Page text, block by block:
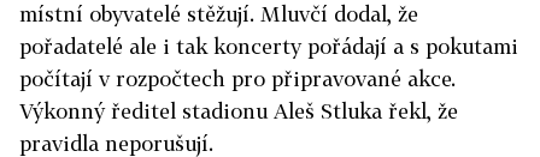
místní obyvatelé stěžují. Mluvčí dodal, že
pořadatelé ale i tak koncerty pořádají a s pokutami
počítají v rozpočtech pro připravované akce.
Výkonný ředitel stadionu Aleš Stluka řekl, že
pravidla neporušují.